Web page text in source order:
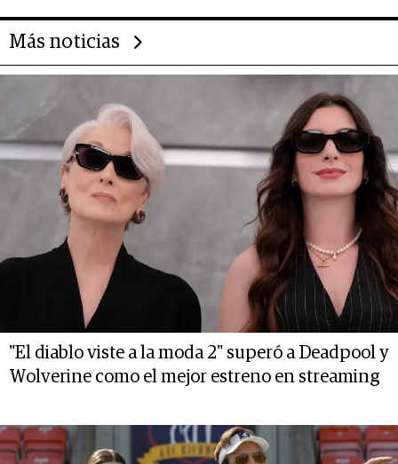
Más noticias
"El diablo viste a la moda 2" superó a Deadpool y
Wolverine como el mejor estreno en streaming